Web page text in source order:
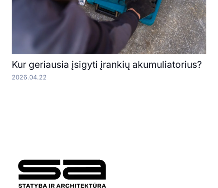
Kur geriausia įsigyti įrankių akumuliatorius?
2026.04.22